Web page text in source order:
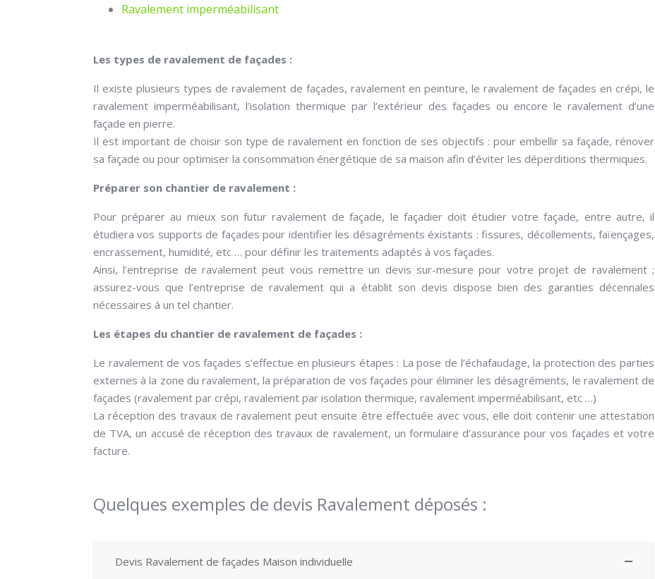
Ravalement imperméabilisant
Les types de ravalement de façades :
Il existe plusieurs types de ravalement de façades, ravalement en peinture, le ravalement de façades en crépi, le
ravalement imperméabilisant, l’isolation thermique par l’extérieur des façades ou encore le ravalement d’une
façade en pierre.
Il est important de choisir son type de ravalement en fonction de ses objectifs : pour embellir sa façade, rénover
sa façade ou pour optimiser la consommation énergétique de sa maison afin d’éviter les déperditions thermiques.
Préparer son chantier de ravalement :
Pour préparer au mieux son futur ravalement de façade, le façadier doit étudier votre façade, entre autre, il
étudiera vos supports de façades pour identifier les désagréments éxistants : fissures, décollements, faïençages,
encrassement, humidité, etc … pour définir les traitements adaptés à vos façades.
Ainsi, l’entreprise de ravalement peut vous remettre un devis sur-mesure pour votre projet de ravalement ;
assurez-vous que l’entreprise de ravalement qui a établit son devis dispose bien des garanties décennales
nécessaires à un tel chantier.
Les étapes du chantier de ravalement de façades :
Le ravalement de vos façades s’effectue en plusieurs étapes : La pose de l’échafaudage, la protection des parties
externes à la zone du ravalement, la préparation de vos façades pour éliminer les désagréments, le ravalement de
façades (ravalement par crépi, ravalement par isolation thermique, ravalement imperméabilisant, etc …)
La réception des travaux de ravalement peut ensuite être effectuée avec vous, elle doit contenir une attestation
de TVA, un accusé de réception des travaux de ravalement, un formulaire d’assurance pour vos façades et votre
facture.
Quelques exemples de devis Ravalement déposés :
Devis Ravalement de façades Maison individuelle